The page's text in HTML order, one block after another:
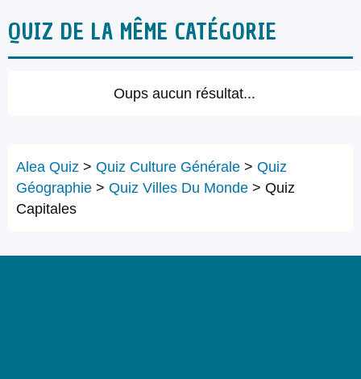
QUIZ DE LA MÊME CATÉGORIE
Oups aucun résultat...
Alea Quiz > Quiz Culture Générale > Quiz
Géographie > Quiz Villes Du Monde > Quiz
Capitales